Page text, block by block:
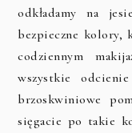
odkładamy na
bezpieczne kolory,
codziennym
wszystkie
brzoskwiniowe
sięgacie po takie